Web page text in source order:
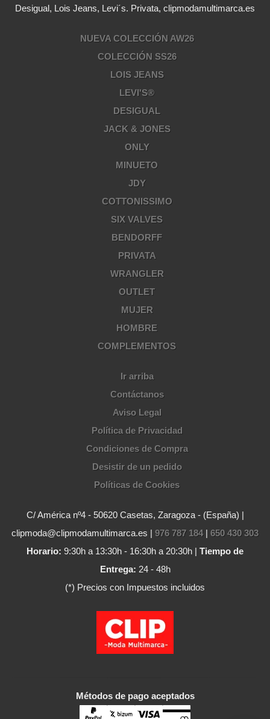
Desigual, Lois Jeans, Levi´s. Privata, clipmodamultimarca.es
NUEVA COLECCIÓN AW26
COLECCIÓN SS26
LOIS JEANS
LEVI'S®
DESIGUAL
JACK & JONES
ONLY
MINUETO
JDY
COTTONISSIMO
SIX VALVES
BENDORFF
PRIVATA
WRANGLER
OUTLET
MUJER
HOMBRE
COMPLEMENTOS
Ir arriba
Contáctanos
Aviso Legal
Política de Privacidad
Condiciones de Compra
Desistir de un pedido
Políticas de Cookies
C/ América nº4 - 50620 Casetas, Zaragoza - (España) |
clipmoda@clipmodamultimarca.es | 976 787 184| 650 430 303
Horario: 9:30h a 13:30h - 16:30h a 20:30h | Tiempo de
Entrega: 24 - 48h
(*) Precios con Impuestos incluidos
Métodos de pago aceptados